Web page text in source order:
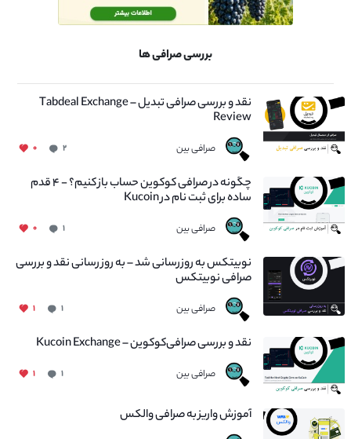
بررسی صرافی ها
نقد و بررسی صرافی تبدیل – Tabdeal Exchange
Review
صرافی بین ۲ ۰
چگونه در صرافی کوکوین حساب باز کنیم؟ - ۴ قدم
ساده برای ثبت نام در Kucoin
صرافی بین ۱ ۰
نوبیتکس به روزرسانی شد – به روز رسانی نقد و بررسی
صرافی نوبیتکس
صرافی بین ۱ ۱
نقد و بررسی صرافی‌کوکوین – Kucoin Exchange
صرافی بین ۱ ۱
آموزش واریز به صرافی والکس